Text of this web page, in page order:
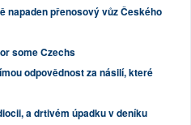
napaden přenosový vůz Českého
some Czechs
odpovědnost za násilí, které
a drtivém úpadku v deníku